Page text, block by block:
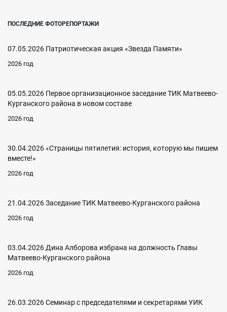
ПОСЛЕДНИЕ ФОТОРЕПОРТАЖИ
07.05.2026 Патриотическая акция «Звезда Памяти»
2026 год
05.05.2026 Первое организационное заседание ТИК Матвеево-
Курганского района в новом составе
2026 год
30.04.2026 «Страницы пятилетия: история, которую мы пишем
вместе!»
2026 год
21.04.2026 Заседание ТИК Матвеево-Курганского района
2026 год
03.04.2026 Дина Алборова избрана на должность Главы
Матвеево-Курганского района
2026 год
26.03.2026 Семинар с председателями и секретарями УИК